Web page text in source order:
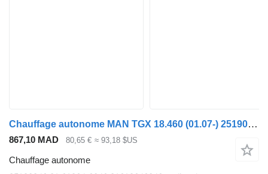
Chauffage autonome MAN TGX 18.460 (01.07-) 25190846 pour tracteur routier MAN TGL, TGM, TGS, TGX (2005-2021)
867,10 MAD 80,65 € ≈ 93,18 $US
Chauffage autonome